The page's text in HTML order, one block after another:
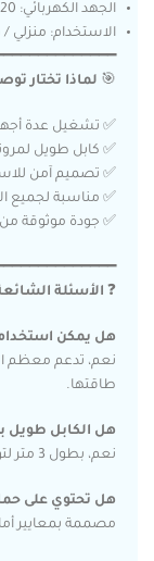
الجهد الكهربائي: 220–240 فولت
الاستخدام: منزلي /
🎯 لماذا تختار
✅ تشغيل عدة
✅ كابل طويل
✅ تصميم آمن
✅ مناسبة لجميع
✅ جودة موثوقة
❓ الأسئلة
هل يمكن
نعم، تدعم معظم
طاقتها.
هل الكابل طويل
نعم، بطول 3 متر لتوفير مرونة كبيرة في الاستخدام.
هل تحتوي على
مصممة بمعايير